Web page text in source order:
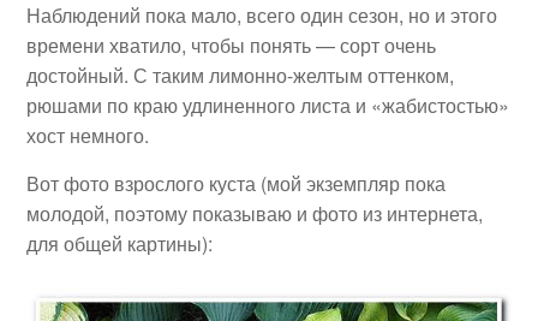
Наблюдений пока мало, всего один сезон, но и этого
времени хватило, чтобы понять — сорт очень
достойный. С таким лимонно-желтым оттенком,
рюшами по краю удлиненного листа и «жабистостью»
хост немного.
Вот фото взрослого куста (мой экземпляр пока
молодой, поэтому показываю и фото из интернета,
для общей картины):